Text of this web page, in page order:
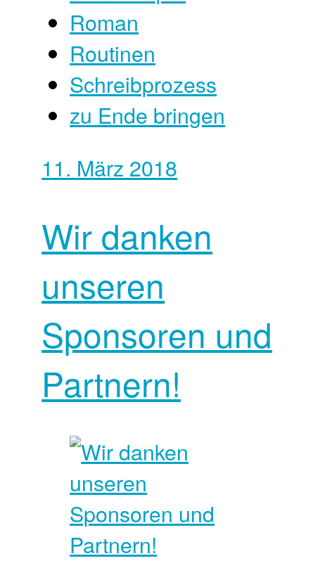
Roman
Routinen
Schreibprozess
zu Ende bringen
11. März 2018
Wir danken
unseren
Sponsoren und
Partnern!